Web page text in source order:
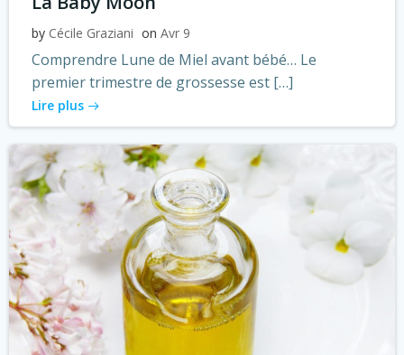
by Cécile Graziani on Avr 9
Comprendre Lune de Miel avant bébé… Le
premier trimestre de grossesse est […]
Lire plus